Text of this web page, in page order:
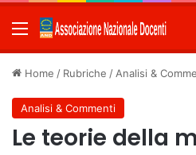
Menu
Home / Rubriche / Analisi &
Analisi & Commenti
Le teorie della